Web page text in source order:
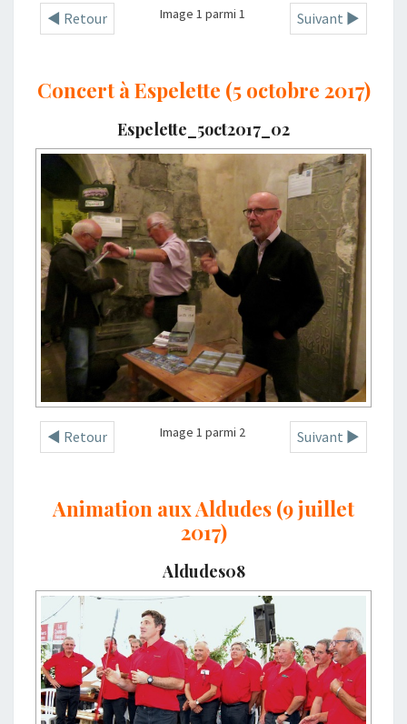
◄ Retour Suivant ►
Image 1 parmi 1
Concert à Espelette (5 octobre 2017)
Espelette_5oct2017_02
◄ Retour Suivant ►
Image 1 parmi 2
Animation aux Aldudes (9 juillet
2017)
Aldudes08